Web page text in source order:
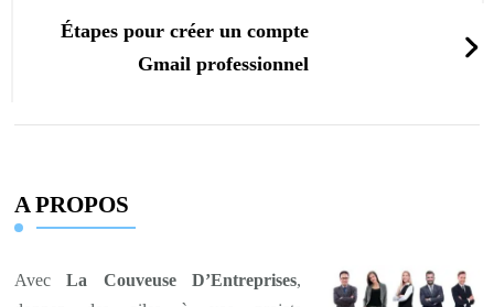
Étapes pour créer un compte
Gmail professionnel
A PROPOS
AvecLa Couveuse D’Entreprises,